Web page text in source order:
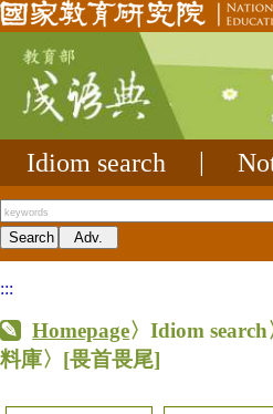
Idiom search
:::
Homepage〉Idiom
料庫〉 [畏首畏尾]